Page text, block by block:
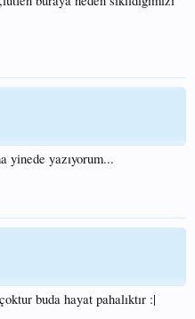
yinede yazıyorum...
buda hayat pahalıktır :|